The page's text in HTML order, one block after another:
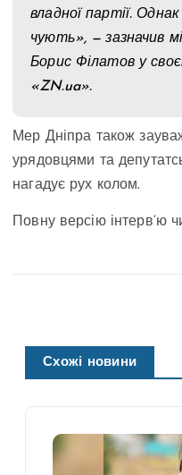
владної партії.
чують», — зазначив
Борис Філатов у
«ZN.ua».
Мер Дніпра також
урядовцями та
нагадує рух колом.
Повну версію інтерв‘ю
Схожі новини